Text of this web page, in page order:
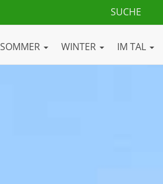
SOMMER WINTER IM TAL